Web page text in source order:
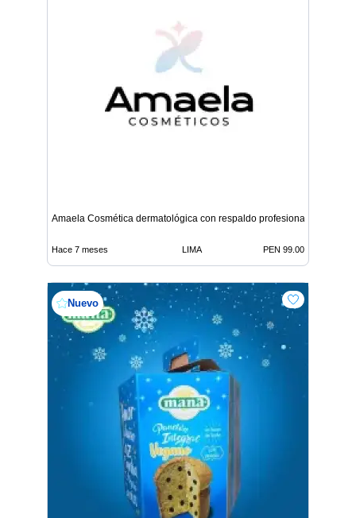
Amaela Cosmética dermatológica con respaldo profesional
Hace 7 meses LIMA PEN 99.00
Nuevo